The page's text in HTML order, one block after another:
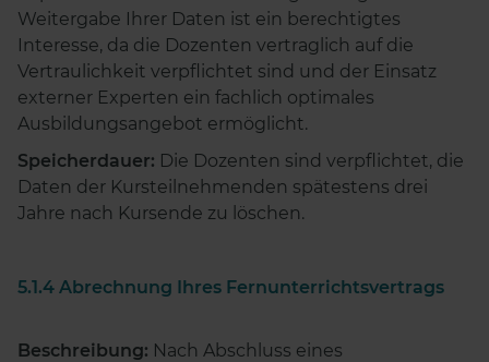
Weitergabe Ihrer Daten ist ein berechtigtes
Interesse, da die Dozenten vertraglich auf die
Vertraulichkeit verpflichtet sind und der Einsatz
externer Experten ein fachlich optimales
Ausbildungsangebot ermöglicht.
Speicherdauer: Die Dozenten sind verpflichtet, die
Daten der Kursteilnehmenden spätestens drei
Jahre nach Kursende zu löschen.
5.1.4 Abrechnung Ihres Fernunterrichtsvertrags
Beschreibung: Nach Abschluss eines